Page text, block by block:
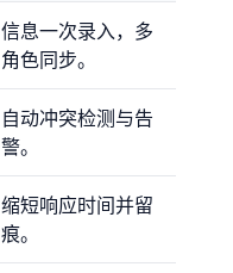
信息一次录入，多
角色同步。
自动冲突检测与告
警。
缩短响应时间并留
痕。